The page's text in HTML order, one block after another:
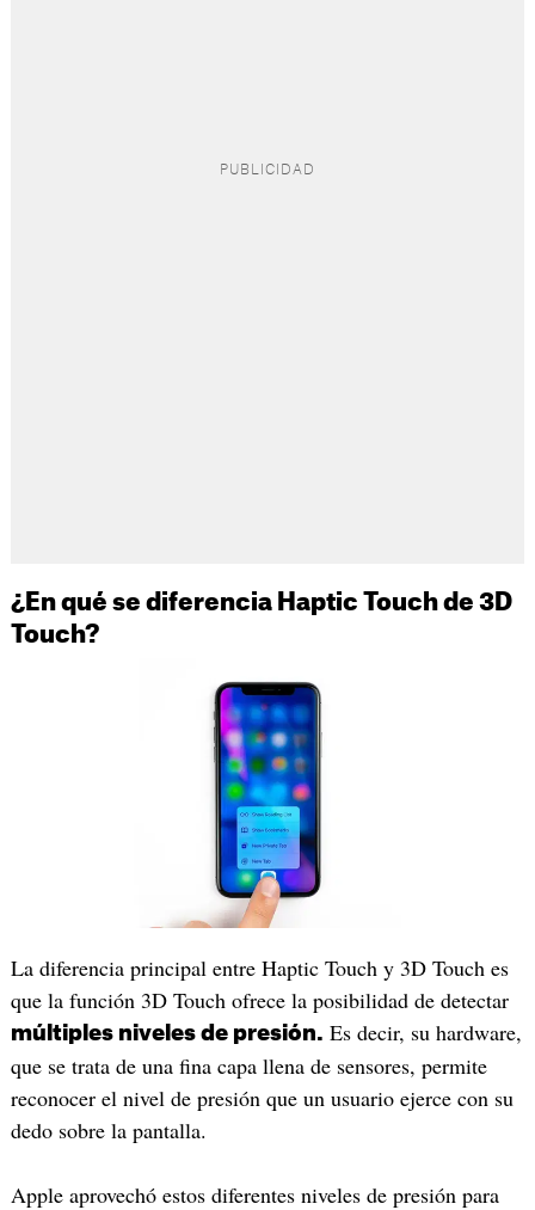
¿En qué se diferencia Haptic Touch de 3D
Touch?
La diferencia principal entre Haptic Touch y 3D Touch es
que la función 3D Touch ofrece la posibilidad de detectar
múltiples niveles de presión. Es decir, su hardware,
que se trata de una fina capa llena de sensores, permite
reconocer el nivel de presión que un usuario ejerce con su
dedo sobre la pantalla.
Apple aprovechó estos diferentes niveles de presión para